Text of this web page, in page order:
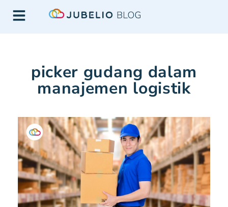
picker gudang dalam
manajemen logistik